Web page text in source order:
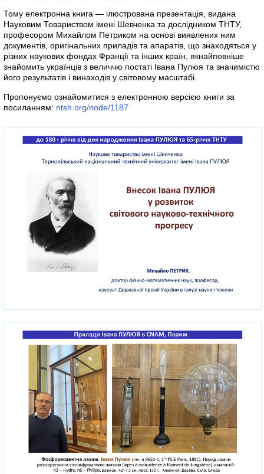
Тому електронна книга — ілюстрована презентація, видана
Науковим Товариством імені Шевченка та дослідником ТНТУ,
професором Михайлом Петриком на основі виявлених ним
документів, оригінальних приладів та апаратів, що знаходяться у
різних наукових фондах Франції та інших країн, якнайповніше
знайомить українців з величчю постаті Івана Пулюя та значимістю
його результатів і винаходів у світовому масштабі.
Пропонуємо ознайомитися з електронною версією книги за
посиланням: ntsh.org/node/1187